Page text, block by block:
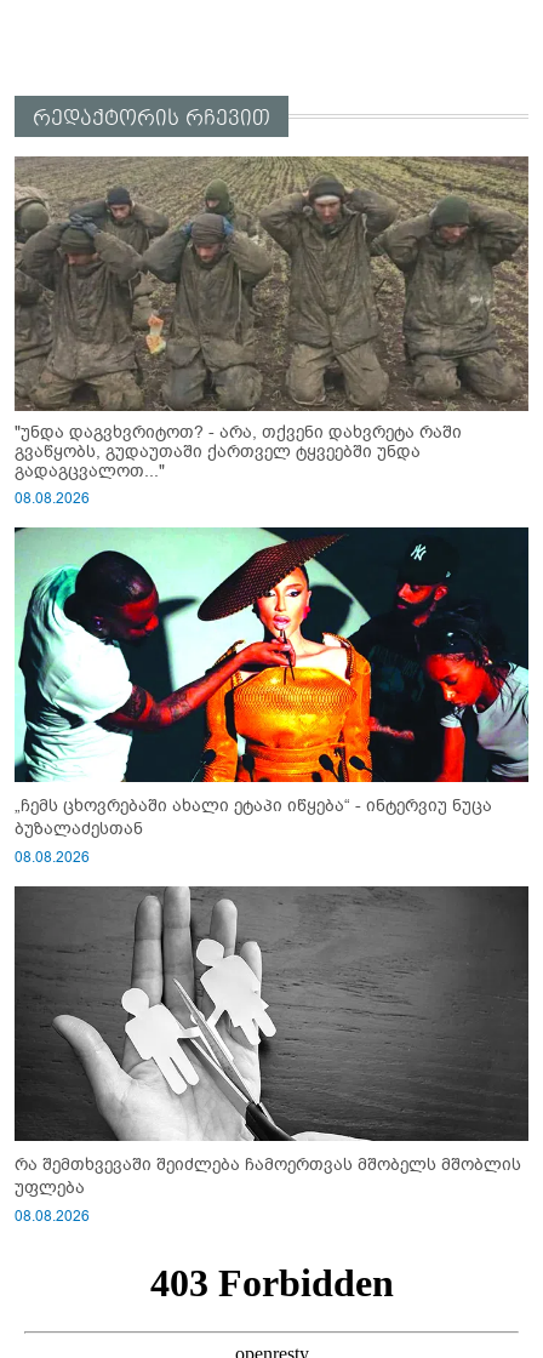
რედაქტორის რჩევით
"უნდა დაგვხვრიტოთ? - არა, თქვენი დახვრეტა რაში
გვაწყობს, გუდაუთაში ქართველ ტყვეებში უნდა
გადაგცვალოთ..."
08.08.2026
„ჩემს ცხოვრებაში ახალი ეტაპი იწყება“ - ინტერვიუ ნუცა
ბუზალაძესთან
08.08.2026
რა შემთხვევაში შეიძლება ჩამოერთვას მშობელს მშობლის
უფლება
08.08.2026